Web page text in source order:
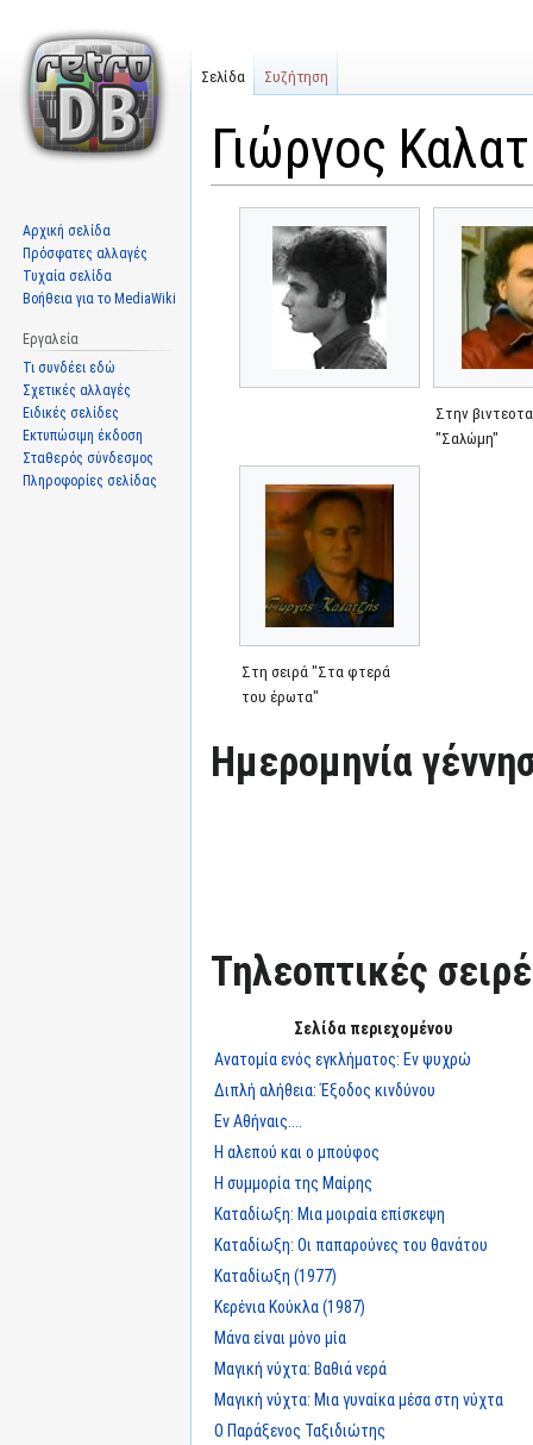
Γιώργος
πλοήγηση
αναζήτηση
Στην
"Σαλώμη"
Στη σειρά "Στα φτερά
του έρωτα"
Ημερομηνία
Τηλεοπτικές
Σελίδα περιεχομένου
Ανατομία ενός εγκλήματος: Εν ψυχρώ
Διπλή αλήθεια: Έξοδος κινδύνου
Εν Αθήναις....
Η αλεπού και ο μπούφος
Η συμμορία της Μαίρης
Καταδίωξη: Μια μοιραία επίσκεψη
Καταδίωξη: Οι παπαρούνες του θανάτου
Καταδίωξη (1977)
Κερένια Κούκλα (1987)
Μάνα είναι μόνο μία
Μαγική νύχτα: Βαθιά νερά
Μαγική νύχτα: Μια γυναίκα μέσα στη νύχτα
Ο Παράξενος Ταξιδιώτης
Σελίδα Συζήτηση
Αρχική σελίδα
Πρόσφατες αλλαγές
Τυχαία σελίδα
Βοήθεια για το MediaWiki
Εργαλεία
Τι συνδέει εδώ
Σχετικές αλλαγές
Ειδικές σελίδες
Εκτυπώσιμη έκδοση
Σταθερός σύνδεσμος
Πληροφορίες σελίδας